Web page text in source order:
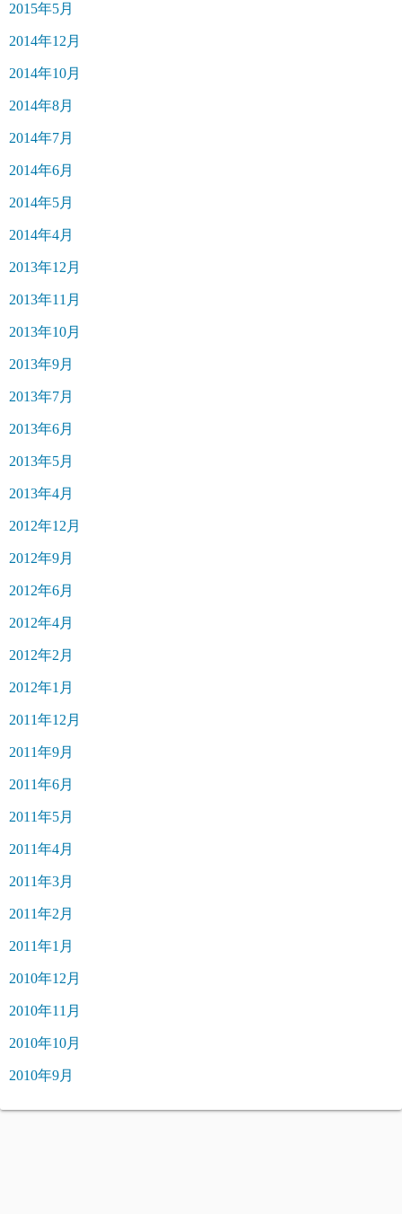
2015年5月
2014年12月
2014年10月
2014年8月
2014年7月
2014年6月
2014年5月
2014年4月
2013年12月
2013年11月
2013年10月
2013年9月
2013年7月
2013年6月
2013年5月
2013年4月
2012年12月
2012年9月
2012年6月
2012年4月
2012年2月
2012年1月
2011年12月
2011年9月
2011年6月
2011年5月
2011年4月
2011年3月
2011年2月
2011年1月
2010年12月
2010年11月
2010年10月
2010年9月